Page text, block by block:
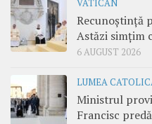
VATICAN
Recunoștință
Astăzi simțim
6 AUGUST 2026
LUMEA
Ministrul
Francisc